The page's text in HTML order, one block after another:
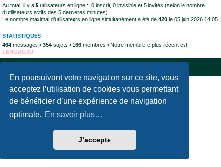
En poursuivant votre navigation sur ce site, vous
acceptez l’utilisation de cookies vous permettant
de bénéficier d’une expérience de navigation
optimale. En savoir plus…
J’accepte
Au total, il y a 5 utilisateurs en ligne :: 0 inscrit, 0 invisible et 5 invités (selon le nombre
d’utilisateurs actifs des 5 dernières minutes)
Le nombre maximal d’utilisateurs en ligne simultanément a été de 420 le 05 juin 2026 14:05
STATISTIQUES
464 messages • 354 sujets • 166 membres • Notre membre le plus récent est
LENGAGJU
Traduction française officielle© Qiaeru
Confidentialité|Conditions